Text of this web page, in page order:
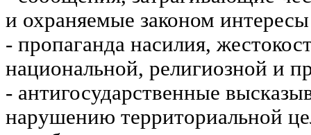
и охраняемые законом
- пропаганда насилия,
национальной, религиозной и
- антигосударственные
нарушению территориальной